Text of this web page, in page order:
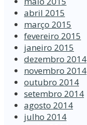
abril 2015
março 2015
fevereiro 2015
janeiro 2015
dezembro 2014
novembro 2014
outubro 2014
setembro 2014
agosto 2014
julho 2014